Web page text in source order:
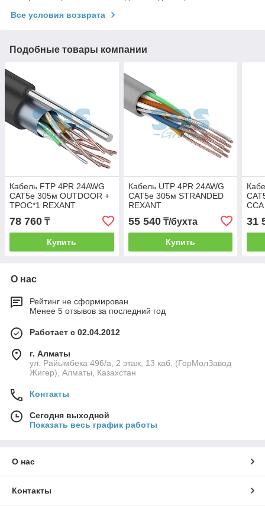
Все условия возврата
Подобные товары компании
Кабель FTP 4PR 24AWG
CAT5e 305м OUTDOOR +
ТРОС*1 REXANT
78 760 ₸
Купить
Кабель UTP 4PR 24AWG
CAT5e 305м STRANDED
REXANT
55 540₸/бухта
Купить
31
О нас
Рейтинг не сформирован
Менее 5 отзывов за последний год
Работает с 02.04.2012
г. Алматы
ул. Райымбека 496/а, 2 этаж, 13 каб. (ГорМолЗавод
Жигер), Алматы, Казахстан
Контакты
Сегодня выходной
Показать весь график работы
О нас
Контакты